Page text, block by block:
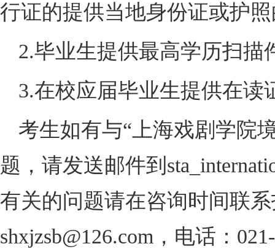
行证的提供当地身份证或护
2.毕业生提供最高学历扫描
3.在校应届毕业生提供在读
考生如有与“ 上海戏剧学院
题，请发送邮件到
有关的问题请在咨询时间联
shxjzsb@126.com ，电话：